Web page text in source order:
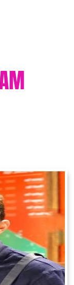
rộng khắp quốc
thiệt mạng
lãnh đạo Trung
biểu tình
Liên Xô (ngày
14 tháng 8).
(ngày 9 tháng
sản (ngày 15
và phu nhân bị
bắt giữ Tướng
3) trong lịch